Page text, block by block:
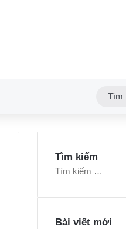
Tìm kiếm
T
k
Bài viết mới